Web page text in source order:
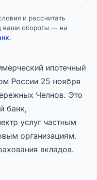
и рассчитать
ваши обороты — на
.
ипотечный
России 25 ноября
Челнов. Это
банк,
услуг частным
организациям.
вкладов.